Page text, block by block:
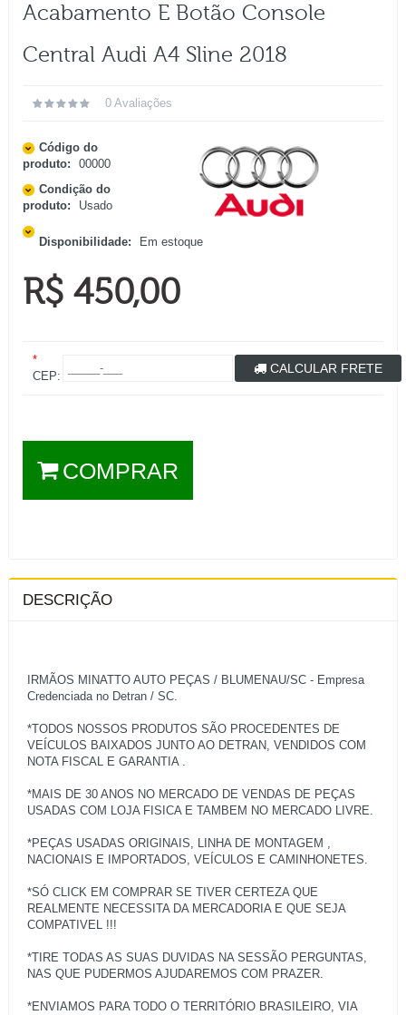
Acabamento E Botão Console
Central Audi A4 Sline 2018
0 Avaliações
Código do
produto:
00000
Condição do
produto:
Usado
Disponibilidade: Em estoque
R$ 450,00
*
CEP:
CALCULAR FRETE
COMPRAR
DESCRIÇÃO
IRMÃOS MINATTO AUTO PEÇAS / BLUMENAU/SC - Empresa
Credenciada no Detran / SC.
*TODOS NOSSOS PRODUTOS SÃO PROCEDENTES DE
VEÍCULOS BAIXADOS JUNTO AO DETRAN, VENDIDOS COM
NOTA FISCAL E GARANTIA .
*MAIS DE 30 ANOS NO MERCADO DE VENDAS DE PEÇAS
USADAS COM LOJA FISICA E TAMBEM NO MERCADO LIVRE.
*PEÇAS USADAS ORIGINAIS, LINHA DE MONTAGEM ,
NACIONAIS E IMPORTADOS, VEÍCULOS E CAMINHONETES.
*SÓ CLICK EM COMPRAR SE TIVER CERTEZA QUE
REALMENTE NECESSITA DA MERCADORIA E QUE SEJA
COMPATIVEL !!!
*TIRE TODAS AS SUAS DUVIDAS NA SESSÃO PERGUNTAS,
NAS QUE PUDERMOS AJUDAREMOS COM PRAZER.
*ENVIAMOS PARA TODO O TERRITÓRIO BRASILEIRO, VIA